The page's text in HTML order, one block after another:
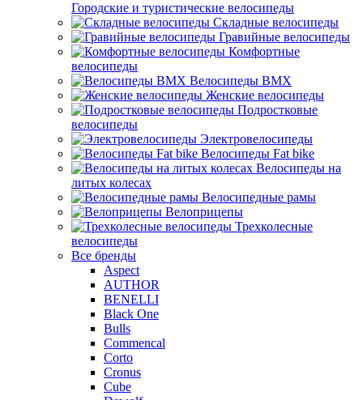
Городские и туристические велосипеды
Складные велосипеды
Гравийные велосипеды
Комфортные
велосипеды
Велосипеды BMX
Женские велосипеды
Подростковые
велосипеды
Электровелосипеды
Велосипеды Fat bike
Велосипеды на
литых колесах
Велосипедные рамы
Велоприцепы
Трехколесные
велосипеды
Все бренды
Aspect
AUTHOR
BENELLI
Black One
Bulls
Commencal
Corto
Cronus
Cube